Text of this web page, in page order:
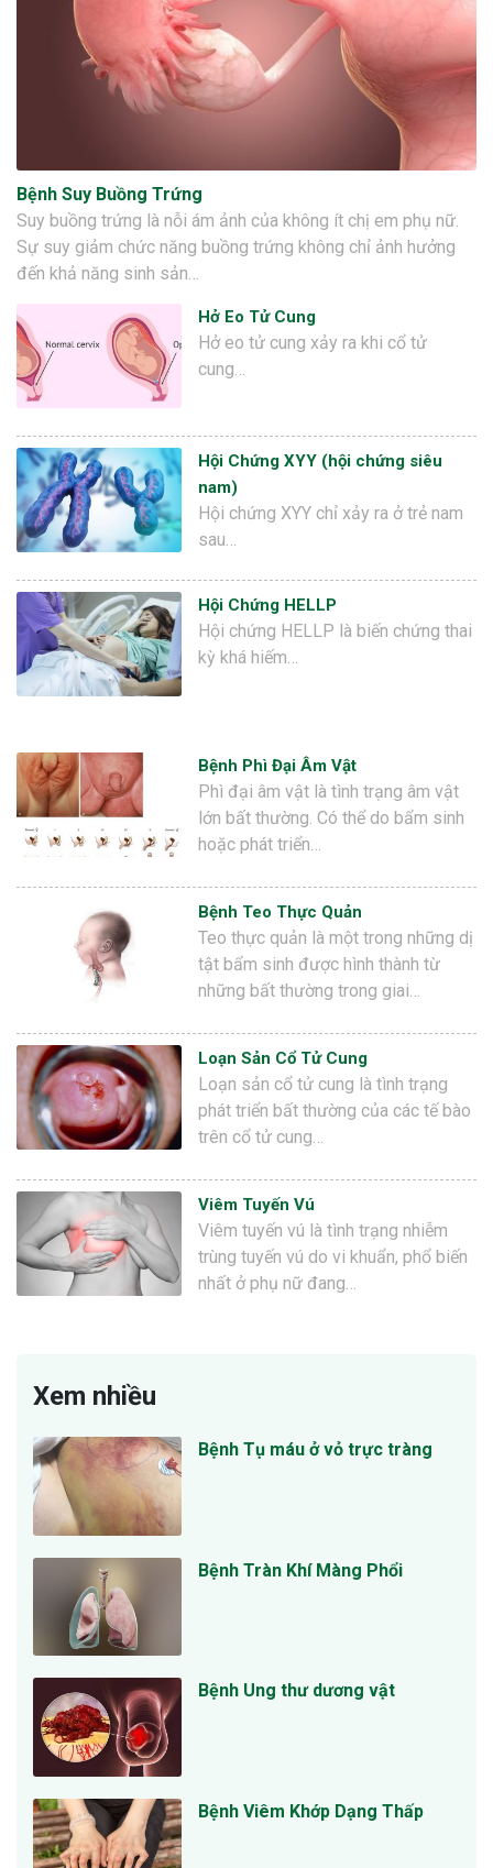
Bệnh Suy Buồng Trứng
Suy buồng trứng là nỗi ám ảnh của không ít chị em phụ nữ.
Sự suy giảm chức năng buồng trứng không chỉ ảnh hưởng
đến khả năng sinh sản…
Hở Eo Tử Cung
Hở eo tử cung xảy ra khi cổ tử
cung…
Hội Chứng XYY (hội chứng siêu
nam)
Hội chứng XYY chỉ xảy ra ở trẻ nam
sau…
Hội Chứng HELLP
Hội chứng HELLP là biến chứng thai
kỳ khá hiếm…
Bệnh Phì Đại Âm Vật
Phì đại âm vật là tình trạng âm vật
lớn bất thường. Có thể do bẩm sinh
hoặc phát triển…
Bệnh Teo Thực Quản
Teo thực quản là một trong những dị
tật bẩm sinh được hình thành từ
những bất thường trong giai…
Loạn Sản Cổ Tử Cung
Loạn sản cổ tử cung là tình trạng
phát triển bất thường của các tế bào
trên cổ tử cung…
Viêm Tuyến Vú
Viêm tuyến vú là tình trạng nhiễm
trùng tuyến vú do vi khuẩn, phổ biến
nhất ở phụ nữ đang…
Xem nhiều
Bệnh Tụ máu ở vỏ trực tràng
Bệnh Tràn Khí Màng Phổi
Bệnh Ung thư dương vật
Bệnh Viêm Khớp Dạng Thấp